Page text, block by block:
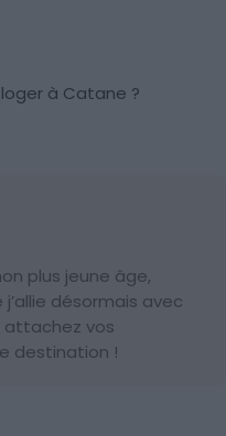
à Catane ?
plus jeune âge,
désormais avec
attachez vos
destination !